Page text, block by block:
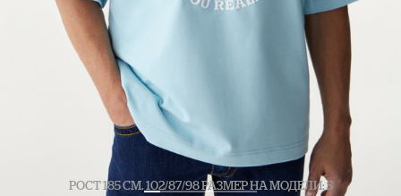
РОСТ 185 СМ. 102/87/98 РАЗМЕР НА МОДЕЛИ: S